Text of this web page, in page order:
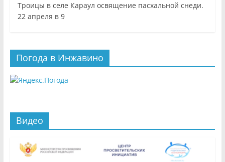
Троицы в селе Караул освящение пасхальной снеди.
22 апреля в 9
Погода в Инжавино
Видео